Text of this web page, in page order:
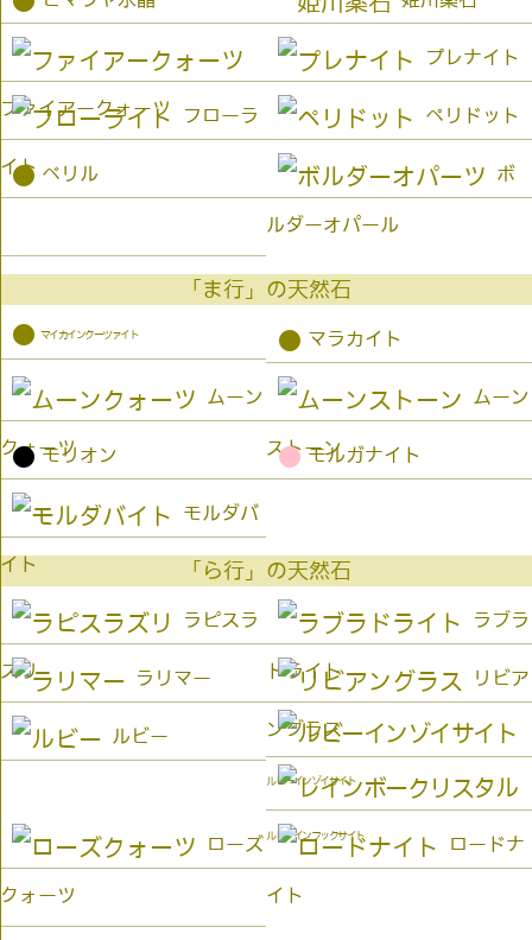
ファイアークォーツ
プレナイト
フローラ
イト
ペリドット
● ベリル ボ
ルダーオパール
「ま行」の天然石
● マイカインクーツァイト ● マラカイト
ムーン
クォーツ
ムーン
ストーン
● モリオン ● モルガナイト
モルダバ
イト 「ら行」の天然石
ラピスラ
ズリ
ラブラ
ドライト
ラリマー リビア
ングラス
ルビー
ルビーインゾイサイト
ルビーインフックサイト
ローズ
クォーツ
ロードナ
イト